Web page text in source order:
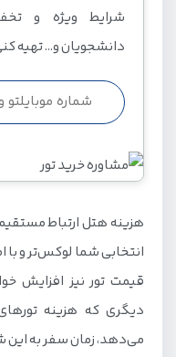
شرایط ویژه و
دانشجویان و... تهیه
هزینه هتل ارتباط
انتخابی شما لوکس‌تر و با
قیمت تور نیز افزایش
دیگری که هزینه
می‌دهد، زمان سفر به